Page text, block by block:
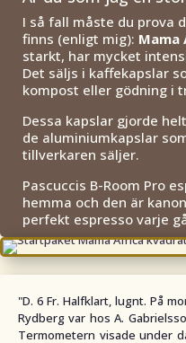
I så fall måste du prova
finns (enligt mig): Mama
starkt, har mycket
Det säljs i kaffekapslar
kompost eller gödning i
Dessa kapslar gjorde
de aluminiumkapslar
tillverkaren säljer.
Pascuccis B-Room Pro
hemma och den är
perfekt espresso varje
"D. 6 Fr. Halfklart, lugnt. På
Rydberg var hos A.
Termometern visade under